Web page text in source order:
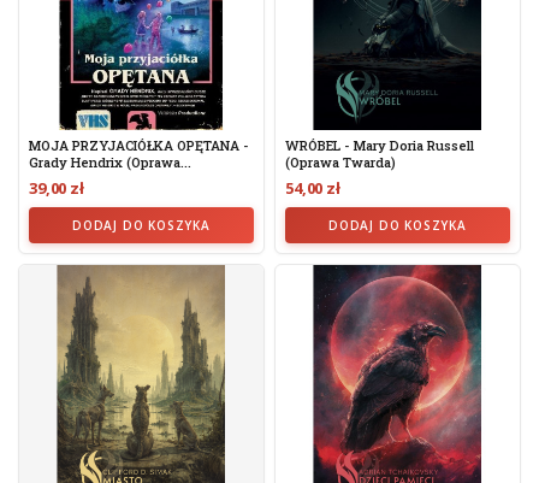
MOJA PRZYJACIÓŁKA OPĘTANA -
Grady Hendrix (oprawa...
39,00 zł
DODAJ DO KOSZYKA
WRÓBEL - Mary Doria Russell
(oprawa Twarda)
54,00 zł
DODAJ DO KOSZYKA